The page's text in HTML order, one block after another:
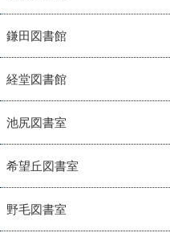
鎌田図書館
経堂図書館
池尻図書室
希望丘図書室
野毛図書室